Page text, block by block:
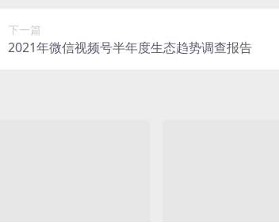
下一篇
2021年微信视频号半年度生态趋势调查报告